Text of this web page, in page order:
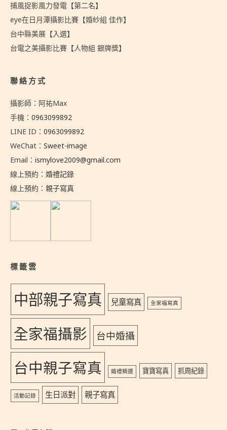
捕風捉影風力發電【第二名】
eye在日月潭攝影比賽【婚紗組 佳作】
台中縣美展【入選】
台電之美攝影比賽【人物組 銀牌獎】
聯絡方式
攝影師：阿祐Max
手機： 0963099892
LINE ID： 0963099892
WeChat： Sweet-image
Email： ismylove2009@gmail.com
線上預約： 婚禮記錄
線上預約： 親子寫真
標籤雲
中部親子寫真 兒童寫真 全家福寫真
全家福攝影 台中婚攝
台中親子寫真 婚禮精選 寶寶寫真 抓周紀錄
活動記錄 生日派對 親子寫真